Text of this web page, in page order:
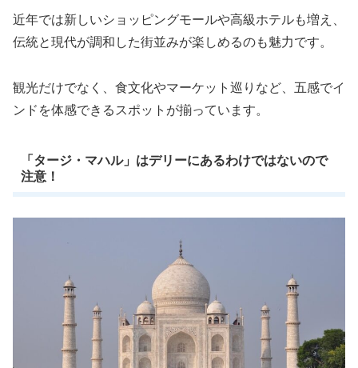
近年では新しいショッピングモールや高級ホテルも増え、
伝統と現代が調和した街並みが楽しめるのも魅力です。
観光だけでなく、食文化やマーケット巡りなど、五感でイ
ンドを体感できるスポットが揃っています。
「タージ・マハル」はデリーにあるわけではないので
注意！